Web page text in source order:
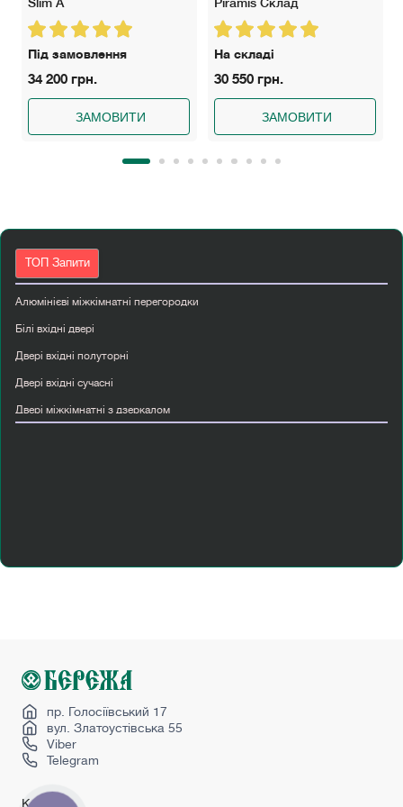
Slim A
Під замовлення
34 200 грн.
ЗАМОВИТИ
Piramis Склад
На складі
30 550 грн.
ЗАМОВИТИ
ТОП Запити
Алюмінієві міжкімнатні перегородки
Білі вхідні двері
Двері вхідні полуторні
Двері вхідні сучасні
Двері міжкімнатні з дзеркалом
Міжкімнатні двері від виробника
Страж двері
Сучасні міжкімнатні двері
пр. Голосіївський 17
вул. Златоустівська 55
Viber
Telegram
Каталог